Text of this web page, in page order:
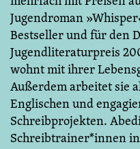
Jugendroman
Bestseller und für den
Jugendliteraturpreis
wohnt mit ihrer
Außerdem arbeitet sie
Englischen und
Schreibprojekten.
Schreibtrainer*innen